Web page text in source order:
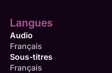
Langues
Audio
Français
Sous-titres
Français